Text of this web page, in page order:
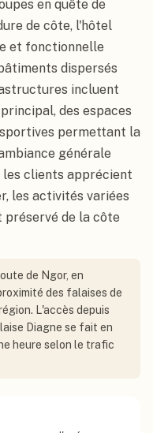
en quête de
de côte, l'hôtel
et fonctionnelle
dispersés
incluent
des espaces
permettant la
générale
les clients apprécient
les activités variées
de la côte
de Ngor, en
des falaises de
L'accès depuis
Diagne se fait en
heure selon le trafic